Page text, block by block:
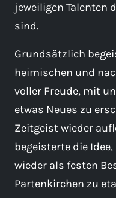
jeweiligen Talenten
sind.
Grundsätzlich
heimischen und
voller Freude, mit
etwas Neues zu
Zeitgeist wieder
begeisterte die
wieder als festen
Partenkirchen zu